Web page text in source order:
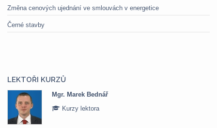
Změna cenových ujednání ve smlouvách v energetice
Černé stavby
LEKTOŘI KURZŮ
Mgr. Marek Bednář
Kurzy lektora